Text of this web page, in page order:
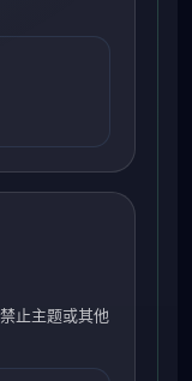
止主题或其他